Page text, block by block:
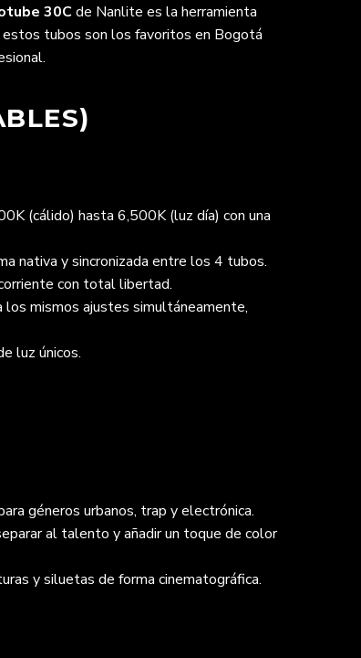
30Cde Nanlite es la herramienta
estos tubos son los favoritos en Bogotá
(cálido) hasta 6,500K (luz día) con una
nativa y sincronizada entre los 4 tubos.
con total libertad.
los mismos ajustes simultáneamente,
luz únicos.
géneros urbanos, trap y electrónica.
al talento y añadir un toque de color
y siluetas de forma cinematográfica.